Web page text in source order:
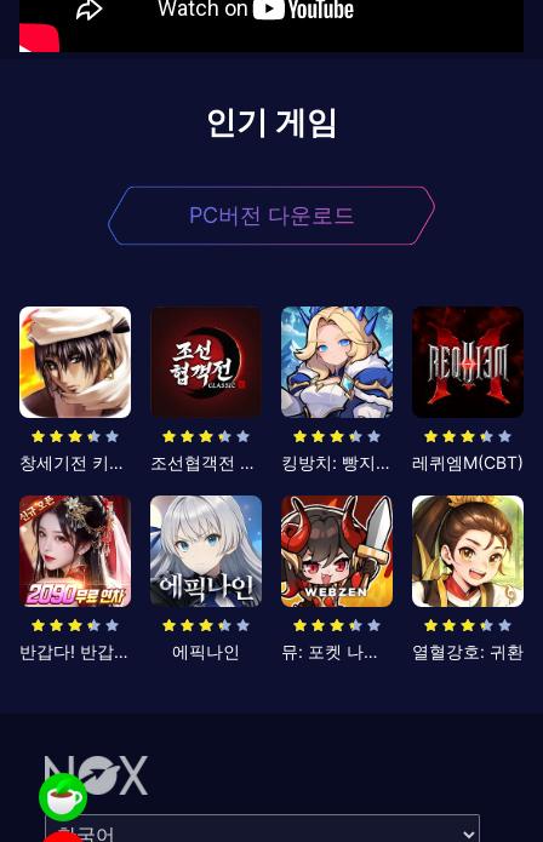
인기 게임
PC버전 다운로드
창세기전 키우기 조선협객전 클래식 킹방치: 빵지의 제왕 레퀴엠M(CBT)
반갑다! 반갑삼국지 에픽나인 뮤: 포켓 나이츠 열혈강호: 귀환